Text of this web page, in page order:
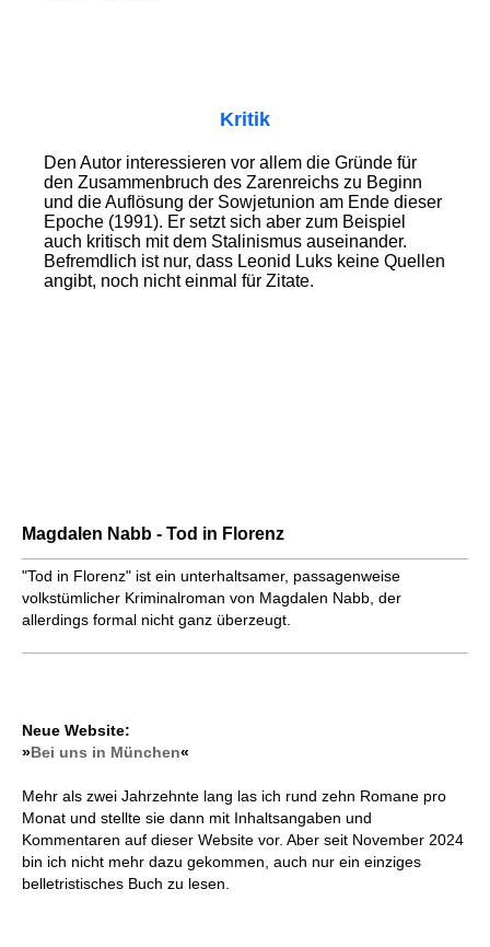
Kritik
Den Autor interessieren vor allem die Gründe für
den Zusammenbruch des Zarenreichs zu Beginn
und die Auflösung der Sowjetunion am Ende dieser
Epoche (1991). Er setzt sich aber zum Beispiel
auch kritisch mit dem Stalinismus auseinander.
Befremdlich ist nur, dass Leonid Luks keine Quellen
angibt, noch nicht einmal für Zitate.
Magdalen Nabb - Tod in Florenz
"Tod in Florenz" ist ein unterhaltsamer, passagenweise
volkstümlicher Kriminalroman von Magdalen Nabb, der
allerdings formal nicht ganz überzeugt.
Neue Website:
»Bei uns in München«
Mehr als zwei Jahrzehnte lang las ich rund zehn Romane pro
Monat und stellte sie dann mit Inhaltsangaben und
Kommentaren auf dieser Website vor. Aber seit November 2024
bin ich nicht mehr dazu gekommen, auch nur ein einziges
belletristisches Buch zu lesen.